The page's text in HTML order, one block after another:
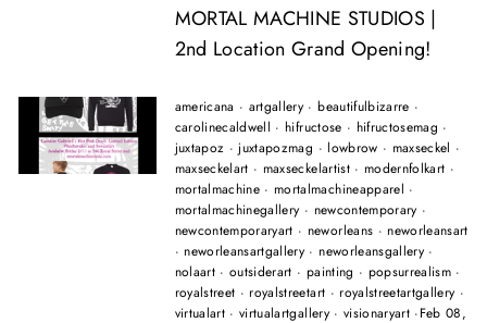
MORTAL MACHINE STUDIOS |
2nd Location Grand Opening!
americana · artgallery ·beautifulbizarre ·
carolinecaldwell · hifructose · hifructosemag ·
juxtapoz ·juxtapozmag · lowbrow · maxseckel ·
maxseckelart · maxseckelartist· modernfolkart ·
mortalmachine · mortalmachineapparel ·
mortalmachinegallery · newcontemporary ·
newcontemporaryart · neworleans · neworleansart
· neworleansartgallery · neworleansgallery·
nolaart ·outsiderart · painting · popsurrealism ·
royalstreet · royalstreetart · royalstreetartgallery ·
virtualart ·virtualartgallery· visionaryart ·Feb 08,